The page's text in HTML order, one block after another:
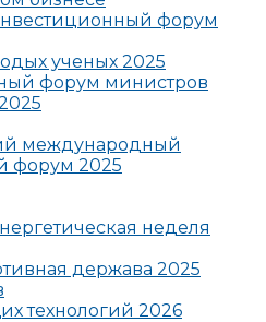
форум
ученых 2025
форум министров
международный
форум 2025
неделя
держава 2025
технологий 2026